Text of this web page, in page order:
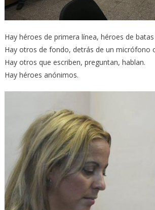
Hay héroes de primera línea, héroes de batas
Hay otros de fondo, detrás de un micrófono
Hay otros que escriben, preguntan, hablan.
Hay héroes anónimos.